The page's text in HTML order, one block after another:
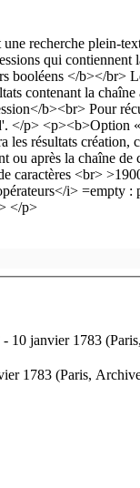
- 10 janvier 1783
1783 (Paris,